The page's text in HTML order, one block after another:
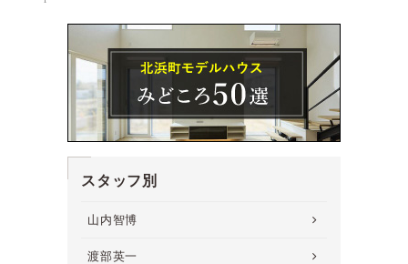
スタッフ別
山内智博
渡部英一